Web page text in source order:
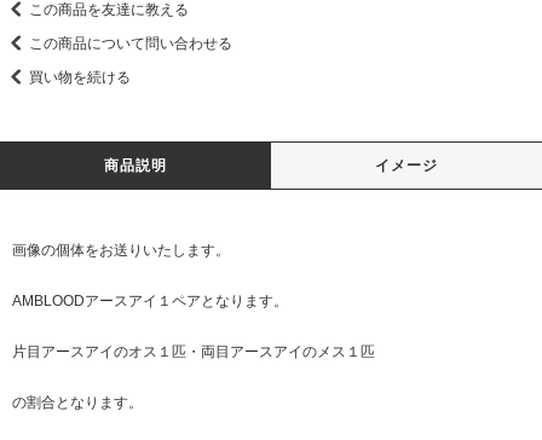
この商品を友達に教える
この商品について問い合わせる
買い物を続ける
商品説明 イメージ
画像の個体をお送りいたします。
AMBLOODアースアイ１ペアとなります。
片目アースアイのオス１匹・両目アースアイのメス１匹
の割合となります。